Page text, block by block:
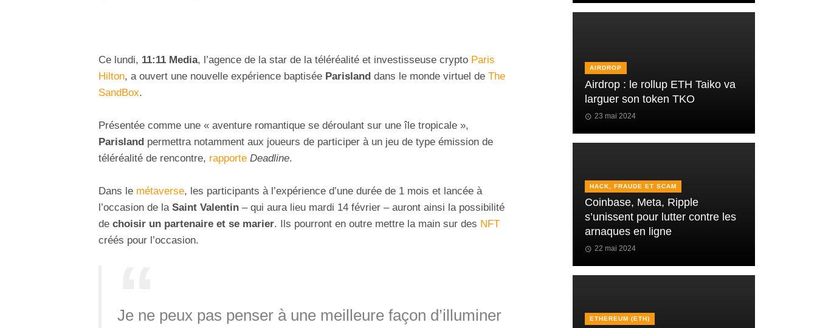
Ce lundi, 11:11 Media, l’agence de la star de la téléréalité et investisseuse crypto Paris
Hilton, a ouvert une nouvelle expérience baptisée Parisland dans le monde virtuel de The
SandBox.
Présentée comme une « aventure romantique se déroulant sur une île tropicale »,
Parisland permettra notamment aux joueurs de participer à un jeu de type émission de
téléréalité de rencontre, rapporte Deadline.
Dans le métaverse, les participants à l’expérience d’une durée de 1 mois et lancée à
l’occasion de la Saint Valentin – qui aura lieu mardi 14 février – auront ainsi la possibilité
de choisir un partenaire et se marier. Ils pourront en outre mettre la main sur des NFT
créés pour l’occasion.
Je ne peux pas penser à une meilleure façon d’illuminer
AIRDROP
Airdrop : le rollup ETH Taiko va
larguer son token TKO
23 mai 2024
HACK, FRAUDE ET SCAM
Coinbase, Meta, Ripple
s’unissent pour lutter contre les
arnaques en ligne
22 mai 2024
ETHEREUM (ETH)